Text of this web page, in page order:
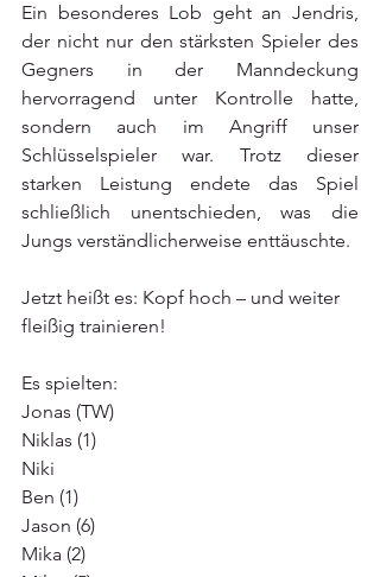
Ein besonderes Lob geht an Jendris,
der nicht nur den stärksten Spieler des
Gegners in der Manndeckung
hervorragend unter Kontrolle hatte,
sondern auch im Angriff unser
Schlüsselspieler war. Trotz dieser
starken Leistung endete das Spiel
schließlich unentschieden, was die
Jungs verständlicherweise enttäuschte.
Jetzt heißt es: Kopf hoch – und weiter
fleißig trainieren!
Es spielten:
Jonas (TW)
Niklas (1)
Niki
Ben (1)
Jason (6)
Mika (2)